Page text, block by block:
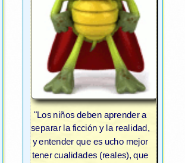
"Los niños deben aprender a
separar la ficción y la realidad,
y entender que es ucho mejor
tener cualidades (reales), que